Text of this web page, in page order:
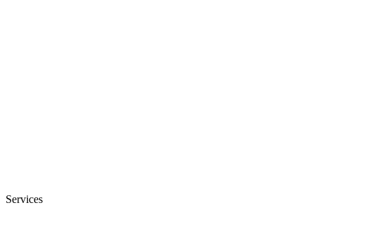
Services